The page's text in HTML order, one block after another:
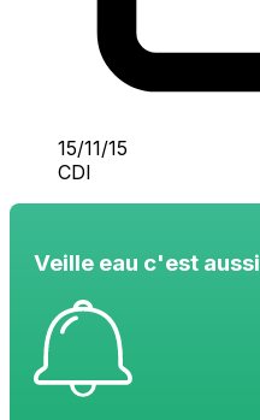
15/11/15
CDI
Veille eau c'est aussi